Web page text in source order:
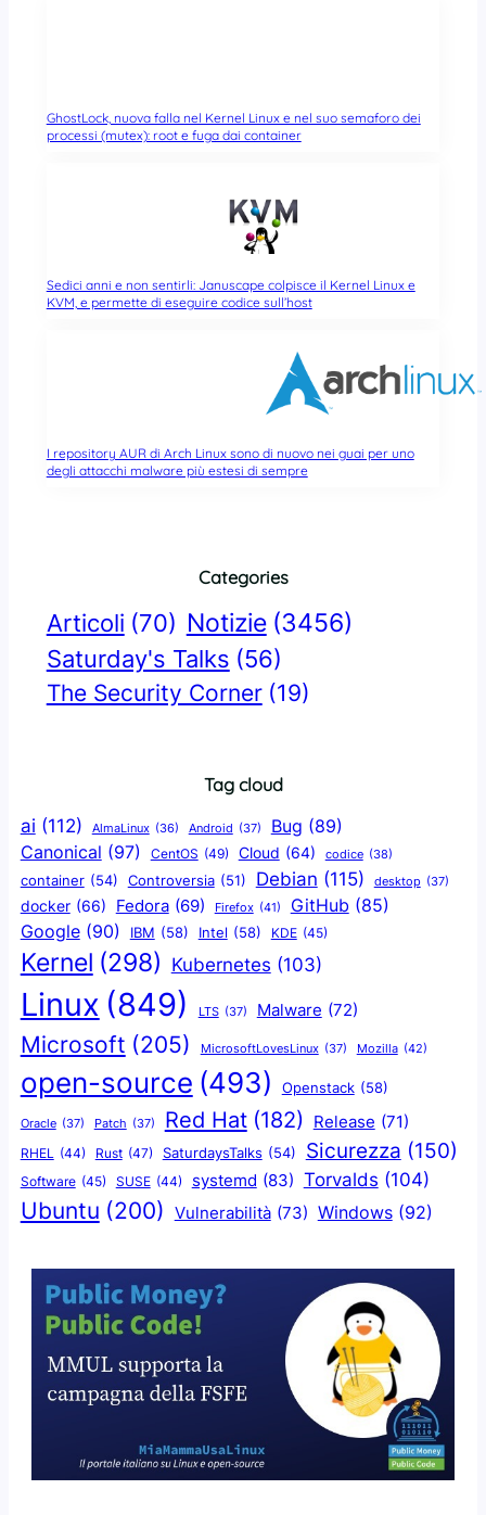
GhostLock, nuova falla nel Kernel Linux e nel suo semaforo dei
processi (mutex): root e fuga dai container
Sedici anni e non sentirli: Januscape colpisce il Kernel Linux e
KVM, e permette di eseguire codice sull’host
I repository AUR di Arch Linux sono di nuovo nei guai per uno
degli attacchi malware più estesi di sempre
Categories
Articoli (70) Notizie (3456)
Saturday's Talks (56)
The Security Corner (19)
Tag cloud
ai (112) AlmaLinux (36) Android (37) Bug (89)
Canonical (97) CentOS (49) Cloud (64) codice (38)
container (54) Controversia (51) Debian (115) desktop (37)
docker (66) Fedora (69) Firefox (41) GitHub (85)
Google (90) IBM (58) Intel (58) KDE (45)
Kernel (298) Kubernetes (103)
Linux (849) LTS (37) Malware (72)
Microsoft (205) MicrosoftLovesLinux (37) Mozilla (42)
open-source (493) Openstack (58)
Oracle (37) Patch (37) Red Hat (182) Release (71)
RHEL (44) Rust (47) SaturdaysTalks (54) Sicurezza (150)
Software (45) SUSE (44) systemd (83) Torvalds (104)
Ubuntu (200) Vulnerabilità (73) Windows (92)